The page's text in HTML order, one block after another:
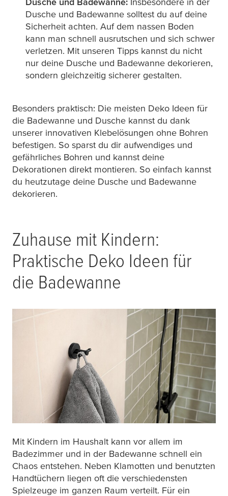
Dusche und Badewanne solltest du auf deine
Sicherheit achten. Auf dem nassen Boden
kann man schnell ausrutschen und sich schwer
verletzen. Mit unseren Tipps kannst du nicht
nur deine Dusche und Badewanne dekorieren,
sondern gleichzeitig sicherer gestalten.
Besonders praktisch: Die meisten Deko Ideen für
die Badewanne und Dusche kannst du dank
unserer innovativen Klebelösungen ohne Bohren
befestigen. So sparst du dir aufwendiges und
gefährliches Bohren und kannst deine
Dekorationen direkt montieren. So einfach kannst
du heutzutage deine Dusche und Badewanne
dekorieren.
Zuhause mit Kindern:
Praktische Deko Ideen für
die Badewanne
Mit Kindern im Haushalt kann vor allem im
Badezimmer und in der Badewanne schnell ein
Chaos entstehen. Neben Klamotten und benutzten
Handtüchern liegen oft die verschiedensten
Spielzeuge im ganzen Raum verteilt. Für ein